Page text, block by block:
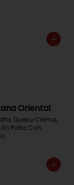
Oriental
Queso Crema,
Palta Con